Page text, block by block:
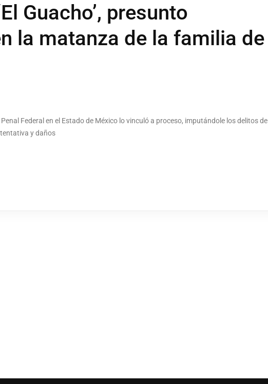
Guacho’, presunto
la matanza de la familia de
Federal en el Estado de México lo vinculó a proceso, imputándole los delitos de
y daños